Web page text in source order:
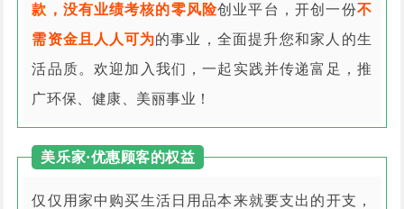
款，没有业绩考核的零风险创业平台，开创一份不
需资金且人人可为的事业，全面提升您和家人的生
活品质。欢迎加入我们，一起实践并传递富足，推
广环保、健康、美丽事业！
美乐家·优惠顾客的权益
仅仅用家中购买生活日用品本来就要支出的开支，